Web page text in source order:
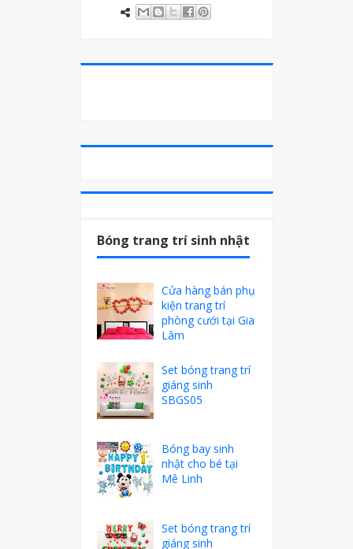
Bóng trang trí sinh nhật
Cửa hàng bán phụ
kiện trang trí
phòng cưới tại Gia
Lâm
Set bóng trang trí
giáng sinh
SBGS05
Bóng bay sinh
nhật cho bé tại
Mê Linh
Set bóng trang trí
giáng sinh